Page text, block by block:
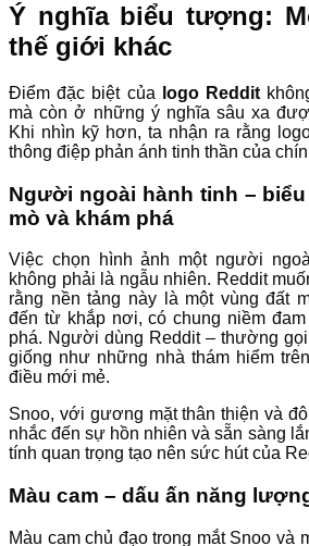
Ý nghĩa biểu tượng:
thế giới khác
Điểm đặc biệt của logo Reddit
mà còn ở những ý nghĩa sâu xa
Khi nhìn kỹ hơn, ta nhận ra rằng
thông điệp phản ánh tinh thần của
Người ngoài hành tinh –
mò và khám phá
Việc chọn hình ảnh một người
không phải là ngẫu nhiên. Reddit
rằng nền tảng này là một vùng đất
đến từ khắp nơi, có chung niềm
phá. Người dùng Reddit – thường gọi
giống như những nhà thám hiểm
điều mới mẻ.
Snoo, với gương mặt thân thiện và
nhắc đến sự hồn nhiên và sẵn sàng
tính quan trọng tạo nên sức hút của
Màu cam – dấu ấn năng
Màu cam chủ đạo trong mắt Snoo và